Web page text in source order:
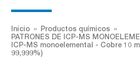
Inicio
Productos químicos
PATRONES DE ICP-MS
ICP-MS monoelemental - Cobre 10
99,999%)